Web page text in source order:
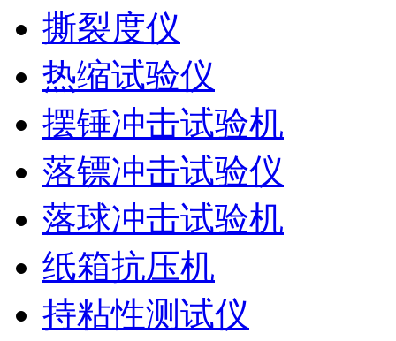
撕裂度仪
热缩试验仪
摆锤冲击试验机
落镖冲击试验仪
落球冲击试验机
纸箱抗压机
持粘性测试仪